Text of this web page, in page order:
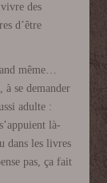
des
d’être
même…
à se demander
adulte :
là-
dans les livres
pas, ça fait